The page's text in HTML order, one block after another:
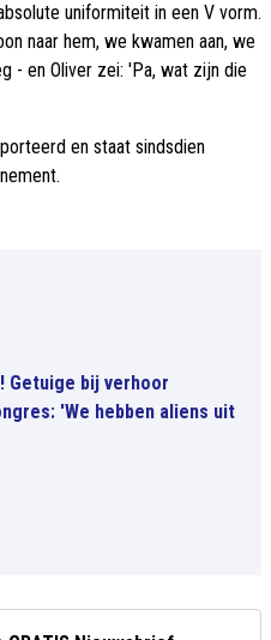
uniformiteit in een V vorm.
naar hem, we kwamen aan, we
- en Oliver zei: 'Pa, wat zijn die
en staat sindsdien
Getuige bij verhoor
'We hebben aliens uit